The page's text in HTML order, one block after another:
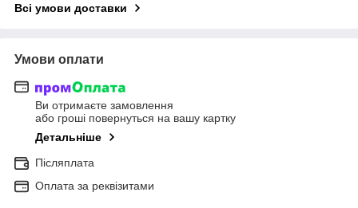
Всі умови доставки
Умови оплати
Ви отримаєте замовлення
або гроші повернуться на вашу картку
Детальніше
Післяплата
Оплата за реквізитами